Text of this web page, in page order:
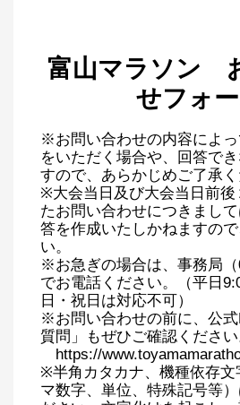
富山マラソン
せフォ
※お問い合わせの内容によ
をいただく場合や、回答で
すので、あらかじめご了承く
※大会当日及び大会当日前後
たお問い合わせにつきまし
答を作成いたしかねますの
い。
※お急ぎの場合は、事務局（
でお電話ください。（平日
日・祝日は対応不可）
※お問い合わせの前に、公
質問」もぜひご確認ください
https://
※半角カタカナ、機種依存文
マ数字、単位、特殊記号等